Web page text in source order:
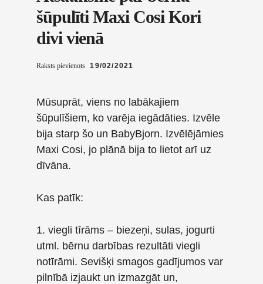
šūpulīti Maxi Cosi Kori
divi vienā
Raksts pievienots 19/02/2021
Mūsuprāt, viens no labākajiem
šūpulīšiem, ko varēja iegādāties. Izvēle
bija starp šo un BabyBjorn. Izvēlējāmies
Maxi Cosi, jo plānā bija to lietot arī uz
dīvāna.
Kas patīk:
1. viegli tīrāms – biezeņi, sulas, jogurti
utml. bērnu darbības rezultāti viegli
notīrāmi. Sevišķi smagos gadījumos var
pilnībā izjaukt un izmazgāt un,